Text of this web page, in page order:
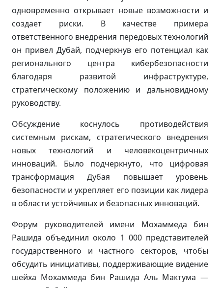
одновременно открывает новые возможности и
создает риски. В качестве примера
ответственного внедрения передовых технологий
он привел Дубай, подчеркнув его потенциал как
регионального центра кибербезопасности
благодаря развитой инфраструктуре,
стратегическому положению и дальновидному
руководству.
Обсуждение коснулось противодействия
системным рискам, стратегического внедрения
новых технологий и человекоцентричных
инноваций. Было подчеркнуто, что цифровая
трансформация Дубая повышает уровень
безопасности и укрепляет его позиции как лидера
в области устойчивых и безопасных инноваций.
Форум руководителей имени Мохаммеда бин
Рашида объединил около 1 000 представителей
государственного и частного секторов, чтобы
обсудить инициативы, поддерживающие видение
шейха Мохаммеда бин Рашида Аль Мактума —